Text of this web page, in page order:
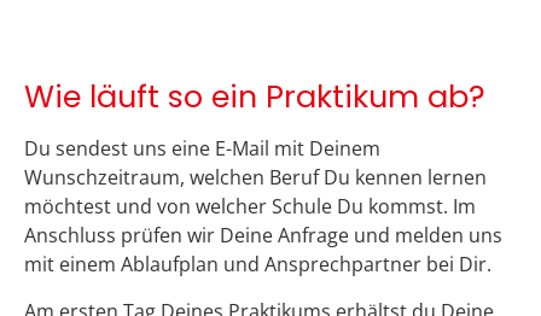
Wie läuft so ein Praktikum ab?
Du sendest uns eine E-Mail mit Deinem
Wunschzeitraum, welchen Beruf Du kennen lernen
möchtest und von welcher Schule Du kommst. Im
Anschluss prüfen wir Deine Anfrage und melden uns
mit einem Ablaufplan und Ansprechpartner bei Dir.